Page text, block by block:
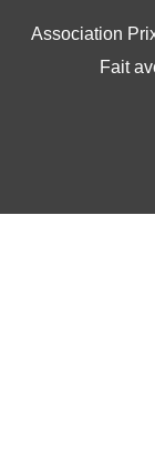
Association
Fait